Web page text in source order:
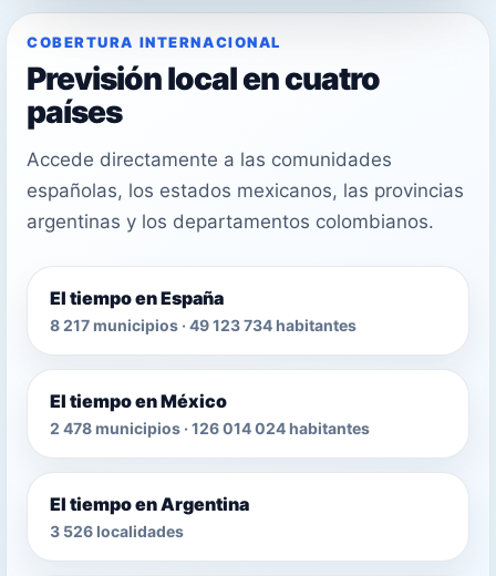
COBERTURA INTERNACIONAL
Previsión local en cuatro
países
Accede directamente a las comunidades
españolas, los estados mexicanos, las provincias
argentinas y los departamentos colombianos.
El tiempo en España
8 217 municipios · 49 123 734 habitantes
El tiempo en México
2 478 municipios · 126 014 024 habitantes
El tiempo en Argentina
3 526 localidades